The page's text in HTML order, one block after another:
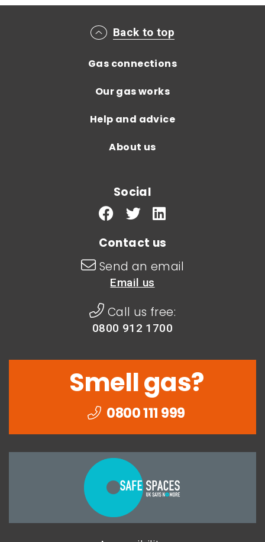
Main footer menu
Back to top
Gas connections
Our gas works
Help and advice
About us
Social
Contact us
Send an email
Email us
Call us free:
0800 912 1700
Smell gas?
0800 111 999
can